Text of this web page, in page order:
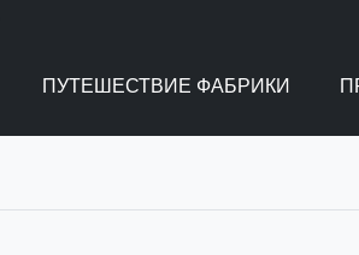
ПУТЕШЕСТВИЕ ФАБРИКИ